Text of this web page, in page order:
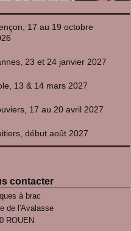
17 au 19 octobre
23 et 24 janvier 2027
13 & 14 mars 2027
17 au 20 avril 2027
début août 2027
contacter
à brac
de l'Avalasse
ROUEN